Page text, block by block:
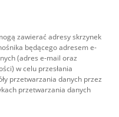
zawierać adresy skrzynek
będącego adresem e-
(adres e-mail oraz
w celu przesłania
przetwarzania danych przez
przetwarzania danych